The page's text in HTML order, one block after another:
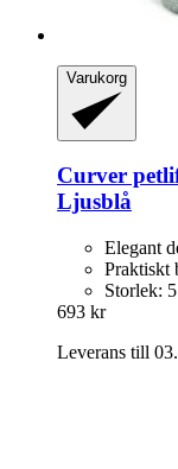
Varukorg
Curver
Ljusblå
Elegant
Praktiskt
Storlek:
693 kr
Leverans till